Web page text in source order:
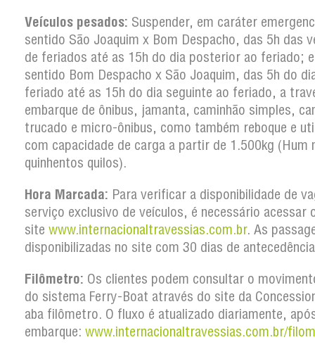
Veículos pesados: Suspender, em caráter
sentido São Joaquim x Bom Despacho, das 5h das
de feriados até as 15h do dia posterior ao feriado;
sentido Bom Despacho x São Joaquim, das 5h do
feriado até as 15h do dia seguinte ao feriado, a
embarque de ônibus, jamanta, caminhão simples,
trucado e micro-ônibus, como também reboque e
com capacidade de carga a partir de 1.500kg (Hum
quinhentos quilos).
Hora Marcada: Para verificar a disponibilidade de
serviço exclusivo de veículos, é necessário acessar
site www.internacionaltravessias.com.br. As
disponibilizadas no site com 30 dias de
Filômetro: Os clientes podem consultar o
do sistema Ferry-Boat através do site da
aba filômetro. O fluxo é atualizado diariamente,
embarque: www.internacionaltravessias.com.br/